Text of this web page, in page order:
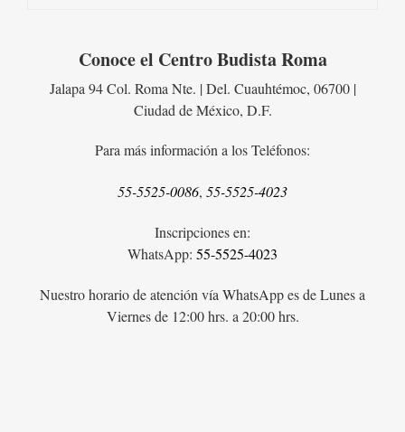
Conoce el Centro Budista Roma
Jalapa 94 Col. Roma Nte. | Del. Cuauhtémoc, 06700 |
Ciudad de México, D.F.
Para más información a los Teléfonos:
55-5525-0086, 55-5525-4023
Inscripciones en:
WhatsApp: 55-5525-4023
Nuestro horario de atención vía WhatsApp es de Lunes a
Viernes de 12:00 hrs. a 20:00 hrs.